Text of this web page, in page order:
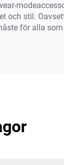
stil.
för alla